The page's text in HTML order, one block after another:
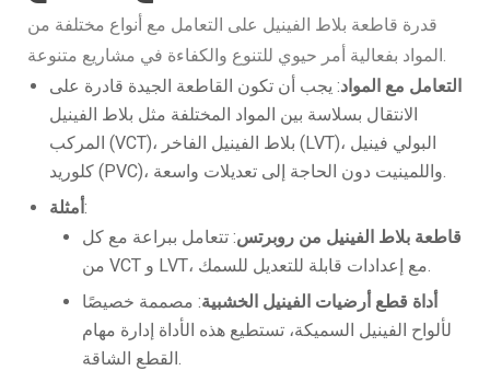
قدرة قاطعة بلاط الفينيل على التعامل مع أنواع مختلفة من
التعامل مع المواد: يجب أن تكون القاطعة الجيدة قادرة على
الانتقال بسلاسة بين المواد المختلفة مثل بلاط الفينيل
المركب (VCT)، بلاط الفينيل الفاخر (LVT)، البولي فينيل
أمثلة:
قاطعة بلاط الفينيل من روبرتس: تتعامل ببراعة مع كل
أداة قطع أرضيات الفينيل الخشبية: مصممة خصيصًا
لألواح الفينيل السميكة، تستطيع هذه الأداة إدارة مهام